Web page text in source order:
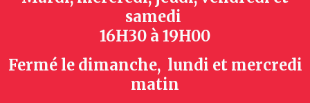
samedi
16H30 à 19H00
Fermé le dimanche, lundi et mercredi
matin